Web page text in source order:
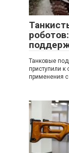
Танковые
приступили к
применения